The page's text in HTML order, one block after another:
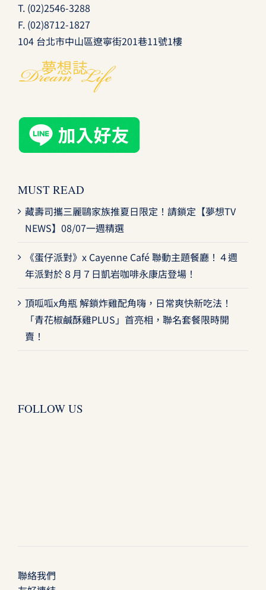
T. (02)2546-3288
F. (02)8712-1827
104 台北市中山區遼寧街201巷11號1樓
MUST READ
藏壽司攜三麗鷗家族推夏日限定！請鎖定【夢想TV
NEWS】08/07一週精選
《蛋仔派對》x Cayenne Café 聯動主題餐廳！４週
年派對於８月７日凱岩咖啡永康店登場！
頂呱呱x角瓶 解鎖炸雞配角嗨，日常爽快新吃法！
「青花椒鹹酥雞PLUS」首亮相，聯名套餐限時開
賣！
FOLLOW US
聯絡我們